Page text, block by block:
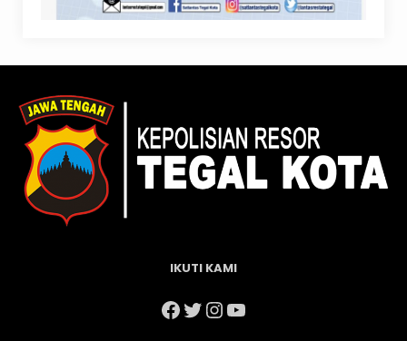
IKUTI KAMI
Facebook
Twitter
Instagram
YouTube